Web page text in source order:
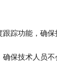
踪功能，确
保技术人员